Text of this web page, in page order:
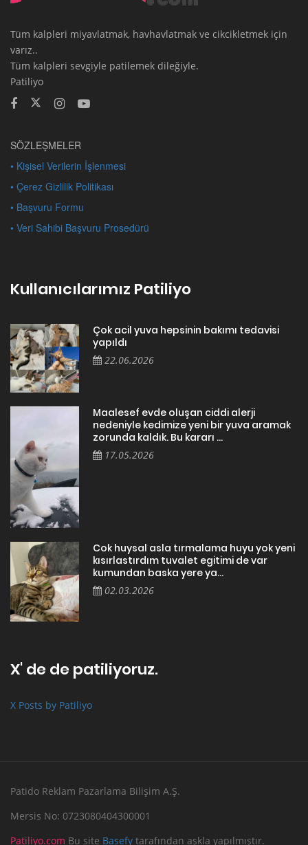
Tüm kalpleri miyavlatmak, havhavlatmak ve cikcikletmek için
varız..
Tüm kalpleri sevgiyle patilemek dileğiyle.
Patiliyo
SÖZLEŞMELER
• Kişisel Verilerin İşlenmesi
• Çerez Gizlilik Politikası
• Başvuru Formu
• Veri Sahibi Başvuru Prosedürü
Kullanıcılarımız Patiliyo
Çok acil yuva hepsinin bakımı tedavisi
yapıldı
22.06.2026
Maalesef evde oluşan ciddi alerji
nedeniyle kedimize yeni bir yuva aramak
zorunda kaldık. Bu kararı ...
17.05.2026
Cok huysal asla tırmalama huyu yok yeni
kısırlastırdım tuvalet egitimi de var
kumundan baska yere ya...
02.03.2026
X' de de patiliyoruz.
X Posts by Patiliyo
Patido Reklam Pazarlama Bilişim A.Ş.
Mersis No: 0723080404300001
Patiliyo.com Bu site Basefy tarafından aşkla yapılmıştır.